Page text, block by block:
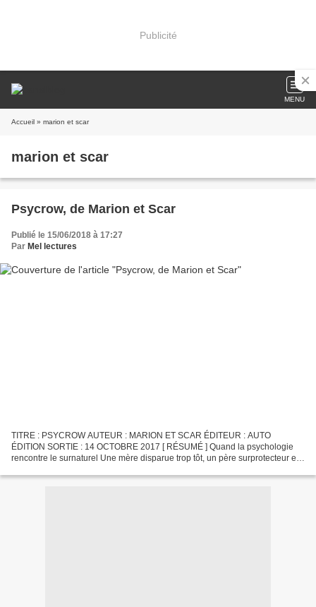
Publicité
MENU
Accueil » marion et scar
marion et scar
Psycrow, de Marion et Scar
Publié le 15/06/2018 à 17:27
Par Mel lectures
TITRE : PSYCROW AUTEUR : MARION ET SCAR ÉDITEUR : AUTO
ÉDITION SORTIE : 14 OCTOBRE 2017 [ RÉSUMÉ ] Quand la psychologie
rencontre le surnaturel Une mère disparue trop tôt, un père surprotecteur et